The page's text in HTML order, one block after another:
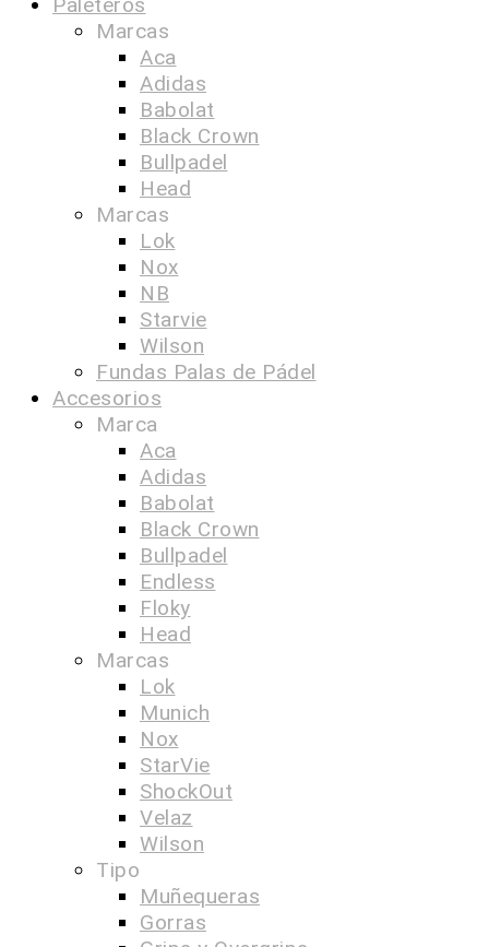
Marcas
Aca
Adidas
Babolat
Black Crown
Bullpadel
Head
Marcas
Lok
Nox
NB
Starvie
Wilson
Fundas Palas de Pádel
Accesorios
Marca
Aca
Adidas
Babolat
Black Crown
Bullpadel
Endless
Floky
Head
Marcas
Lok
Munich
Nox
StarVie
ShockOut
Velaz
Wilson
Tipo
Muñequeras
Gorras